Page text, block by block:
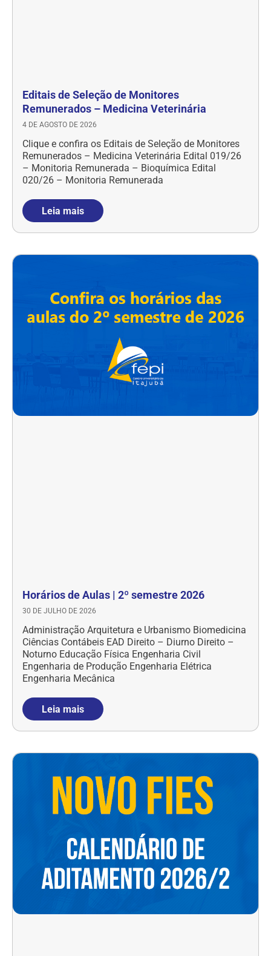
Editais de Seleção de Monitores
Remunerados – Medicina Veterinária
4 DE AGOSTO DE 2026
Clique e confira os Editais de Seleção de Monitores
Remunerados – Medicina Veterinária Edital 019/26
– Monitoria Remunerada – Bioquímica Edital
020/26 – Monitoria Remunerada
Leia mais
Horários de Aulas | 2º semestre 2026
30 DE JULHO DE 2026
Administração Arquitetura e Urbanismo Biomedicina
Ciências Contábeis EAD Direito – Diurno Direito –
Noturno Educação Física Engenharia Civil
Engenharia de Produção Engenharia Elétrica
Engenharia Mecânica
Leia mais